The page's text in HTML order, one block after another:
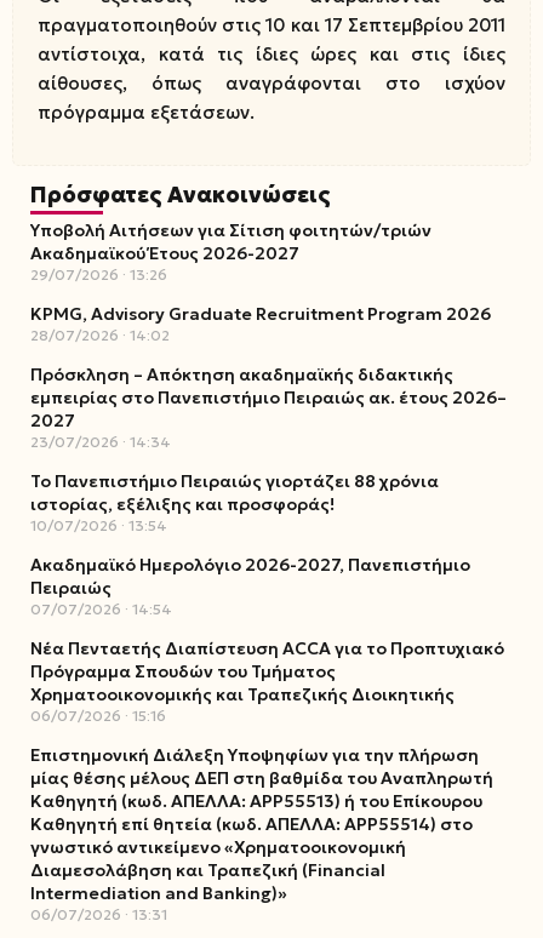
πραγματοποιηθούν στις 10 και 17 Σεπτεμβρίου 2011
αντίστοιχα, κατά τις ίδιες ώρες και στις ίδιες
αίθουσες, όπως αναγράφονται στο ισχύον
πρόγραμμα εξετάσεων.
Πρόσφατες Ανακοινώσεις
Υποβολή Αιτήσεων για Σίτιση φοιτητών/τριών
Ακαδημαϊκού Έτους 2026-2027
29/07/2026 13:26
KPMG, Advisory Graduate Recruitment Program 2026
28/07/2026 14:02
Πρόσκληση – Απόκτηση ακαδημαϊκής διδακτικής
εμπειρίας στο Πανεπιστήμιο Πειραιώς ακ. έτους 2026–
2027
23/07/2026 14:34
Το Πανεπιστήμιο Πειραιώς γιορτάζει 88 χρόνια
ιστορίας, εξέλιξης και προσφοράς!
10/07/2026 13:54
Ακαδημαϊκό Ημερολόγιο 2026-2027, Πανεπιστήμιο
Πειραιώς
07/07/2026 14:54
Νέα Πενταετής Διαπίστευση ACCA για το Προπτυχιακό
Πρόγραμμα Σπουδών του Τμήματος
Χρηματοοικονομικής και Τραπεζικής Διοικητικής
06/07/2026 15:16
Επιστημονική Διάλεξη Υποψηφίων για την πλήρωση
μίας θέσης μέλους ΔΕΠ στη βαθμίδα του Αναπληρωτή
Καθηγητή (κωδ. ΑΠΕΛΛΑ: ΑΡΡ55513) ή του Επίκουρου
Καθηγητή επί θητεία (κωδ. ΑΠΕΛΛΑ: ΑΡΡ55514) στο
γνωστικό αντικείμενο «Χρηματοοικονομική
Διαμεσολάβηση και Τραπεζική (Financial
Intermediation and Banking)»
06/07/2026 13:31